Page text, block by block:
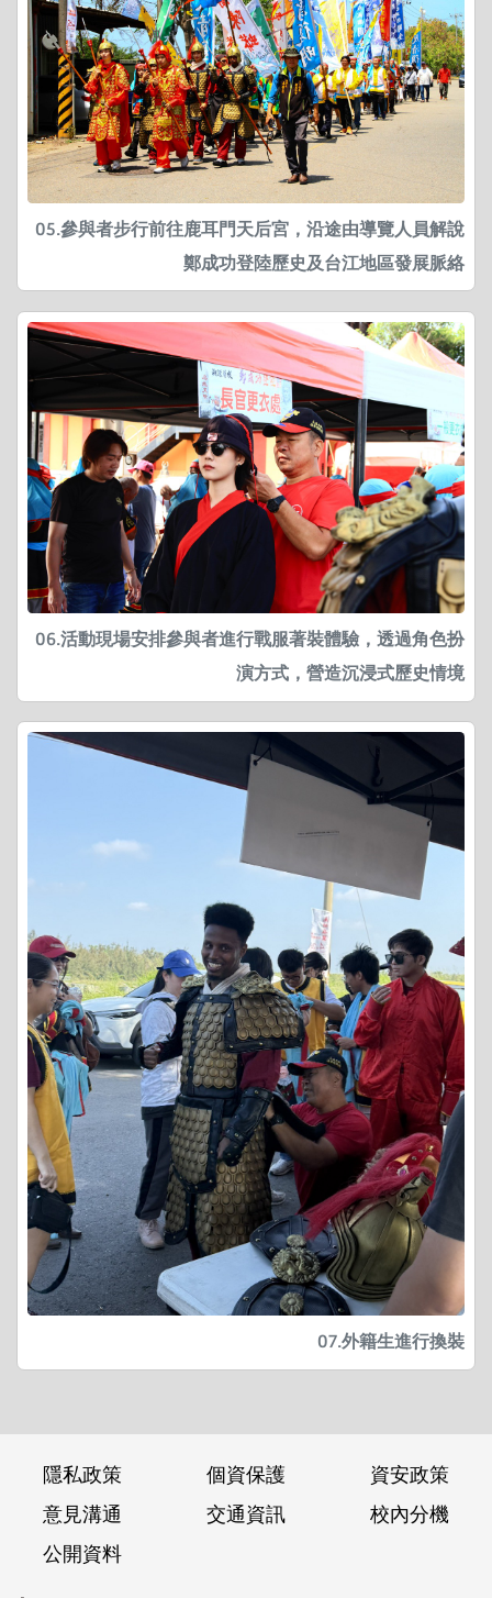
05.參與者步行前往鹿耳門天后宮，沿途由導覽人員解說
鄭成功登陸歷史及台江地區發展脈絡
06.活動現場安排參與者進行戰服著裝體驗，透過角色扮
演方式，營造沉浸式歷史情境
07.外籍生進行換裝
隱私政策 個資保護
資安政策
意見溝通
交通資訊
校內分機
公開資料